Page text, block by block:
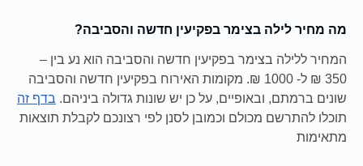
מה מחיר לילה בצימר בפקיעין חדשה והסביבה?
המחיר ללילה בצימר בפקיעין חדשה והסביבה הוא נע בין –
350 ₪ ל- 1000 ₪. מקומות האירוח בפקיעין חדשה והסביבה
שונים ברמתם, ובאופיים, על כן יש שונות גדולה ביניהם. בדף זה
תוכלו להתרשם מכולם וכמובן לסנן לפי רצונכם לקבלת תוצאות
מתאימות